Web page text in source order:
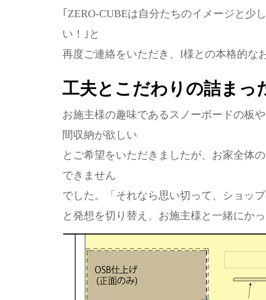
｢ZERO-CUBEは自分たちのイメージと少
い！｣と
再度ご連絡をいただき、I様との本格的な
工夫とこだわりの詰まっ
お施主様の趣味であるスノーボードの板
間収納が欲しい
とご希望をいただきましたが、お家全体
できません
でした。「それなら思い切って、ショッ
と発想を切り替え、お施主様と一緒にか